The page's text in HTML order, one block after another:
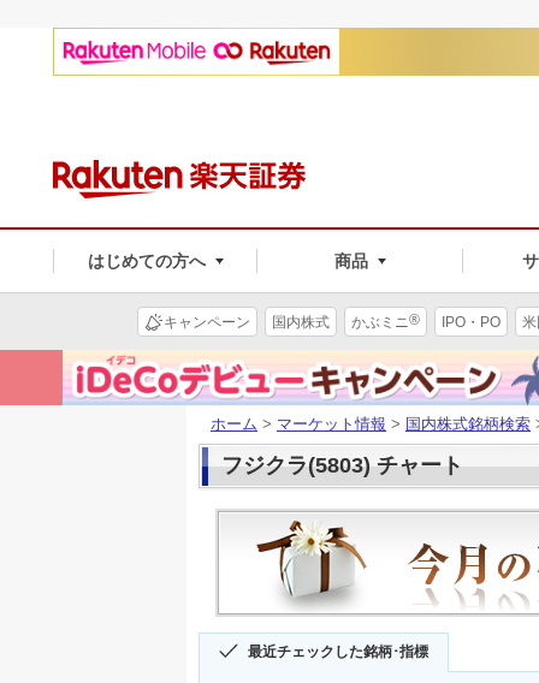
はじめての方へ 商品
キャンペーン 国内株式 かぶミニ® IPO・PO
ホーム > マーケット情報 > 国内株式銘柄検索
フジクラ(5803) チャート
最近チェックした銘柄･指標